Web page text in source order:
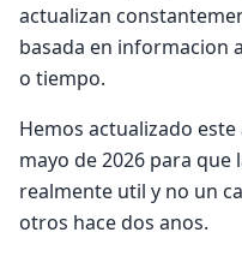
actualizan
basada en informacion
o tiempo.
Hemos actualizado
mayo de 2026 para que
realmente util y no un
otros hace dos anos.